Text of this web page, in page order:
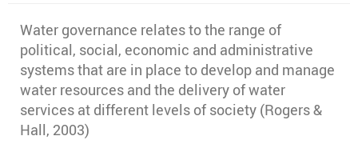
Water governance relates to the range of
political, social, economic and administrative
systems that are in place to develop and manage
water resources and the delivery of water
services at different levels of society (Rogers &
Hall, 2003)